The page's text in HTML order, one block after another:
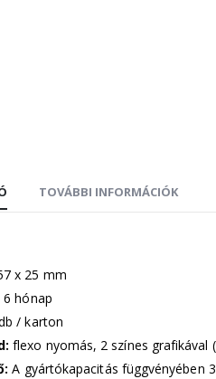
x 25 mm
6 hónap
/ karton
flexo nyomás, 2 színes grafikával
A gyártókapacitás függvényében
TOVÁBBI INFORMÁCIÓK